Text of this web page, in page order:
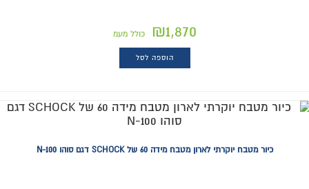
₪1,870 כולל מעמ
הוספה לסל
כיור מטבח יוקרתי לארון מטבח מידה 60 של SCHOCK דגם סוהו 100-N